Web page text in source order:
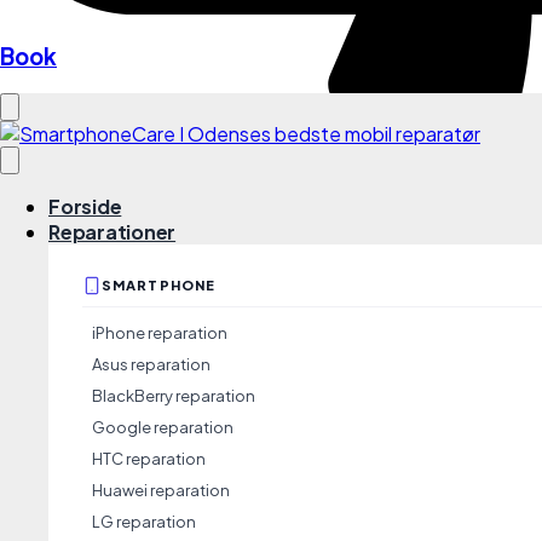
Book
Forside
Reparationer
SMARTPHONE
iPhone reparation
Asus reparation
BlackBerry reparation
Google reparation
HTC reparation
Huawei reparation
LG reparation
Kundeservice
info@smartphonecare.dk